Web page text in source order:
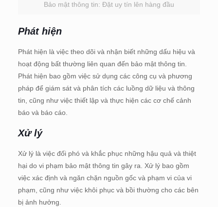
Bảo mật thông tin: Đặt uy tín lên hàng đầu
Phát hiện
Phát hiện là việc theo dõi và nhận biết những dấu hiệu và
hoạt động bất thường liên quan đến bảo mật thông tin.
Phát hiện bao gồm việc sử dụng các công cụ và phương
pháp để giám sát và phân tích các luồng dữ liệu và thông
tin, cũng như việc thiết lập và thực hiện các cơ chế cảnh
báo và báo cáo.
Xử lý
Xử lý là việc đối phó và khắc phục những hậu quả và thiệt
hại do vi phạm bảo mật thông tin gây ra. Xử lý bao gồm
việc xác định và ngăn chặn nguồn gốc và phạm vi của vi
phạm, cũng như việc khôi phục và bồi thường cho các bên
bị ảnh hưởng.